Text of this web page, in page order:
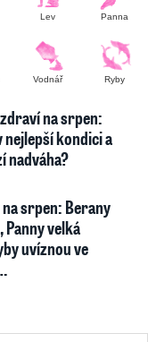
Lev Panna
Vodnář Ryby
na srpen:
nejlepší kondici a
nadváha?
srpen: Berany
Panny velká
uvíznou ve